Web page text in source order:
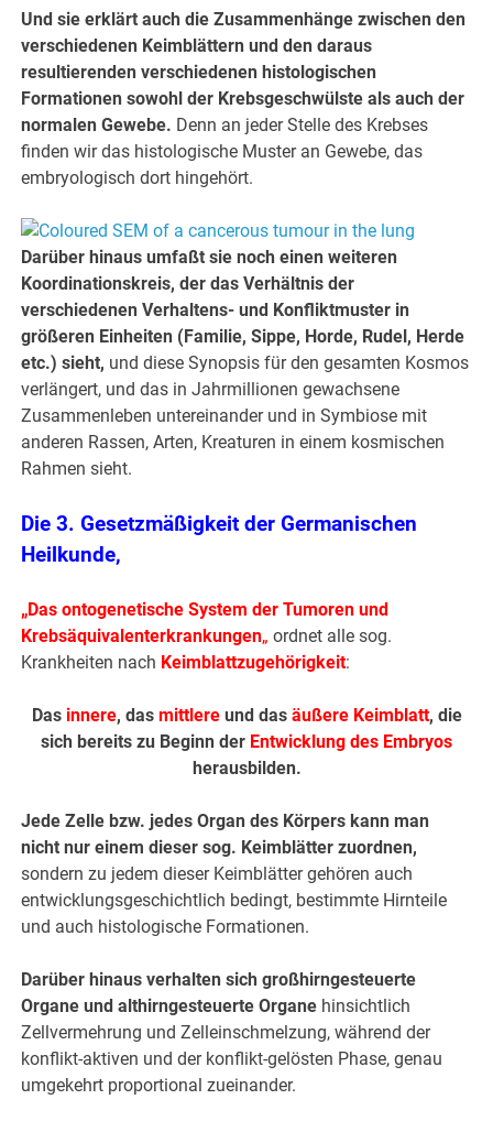
Und sie erklärt auch die Zusammenhänge zwischen den
verschiedenen Keimblättern und den daraus
resultierenden verschiedenen histologischen
Formationen sowohl der Krebsgeschwülste als auch der
normalen Gewebe. Denn an jeder Stelle des Krebses
finden wir das histologische Muster an Gewebe, das
embryologisch dort hingehört.
Darüber hinaus umfaßt sie noch einen weiteren
Koordinationskreis, der das Verhältnis der
verschiedenen Verhaltens- und Konfliktmuster in
größeren Einheiten (Familie, Sippe, Horde, Rudel, Herde
etc.) sieht, und diese Synopsis für den gesamten Kosmos
verlängert, und das in Jahrmillionen gewachsene
Zusammenleben untereinander und in Symbiose mit
anderen Rassen, Arten, Kreaturen in einem kosmischen
Rahmen sieht.
Die3. Gesetzmäßigkeit der Germanischen
Heilkunde,
„Das ontogenetische System der Tumoren und
Krebsäquivalenterkrankungen„ ordnet alle sog.
Krankheiten nach Keimblattzugehörigkeit:
Das innere, das mittlere und das äußere Keimblatt, die
sich bereits zu Beginn der Entwicklung des Embryos
herausbilden.
Jede Zelle bzw. jedes Organ des Körpers kann man
nicht nur einem dieser sog. Keimblätter zuordnen,
sondern zu jedem dieser Keimblätter gehören auch
entwicklungsgeschichtlich bedingt, bestimmte Hirnteile
und auch histologische Formationen.
Darüber hinaus verhalten sich großhirngesteuerte
Organe und althirngesteuerte Organe hinsichtlich
Zellvermehrung und Zelleinschmelzung, während der
konflikt-aktiven und der konflikt-gelösten Phase, genau
umgekehrt proportional zueinander.